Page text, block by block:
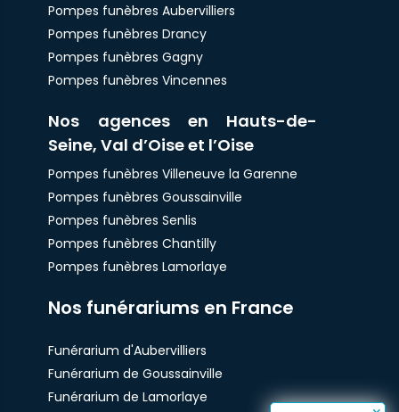
Pompes funèbres Aubervilliers
Pompes funèbres Drancy
Pompes funèbres Gagny
Pompes funèbres Vincennes
Nos agences en Hauts-de-
Seine, Val d’Oise et l’Oise
Pompes funèbres Villeneuve la Garenne
Pompes funèbres Goussainville
Pompes funèbres Senlis
Pompes funèbres Chantilly
Pompes funèbres Lamorlaye
Nos funérariums en France
Funérarium d'Aubervilliers
Funérarium de Goussainville
Funérarium de Lamorlaye